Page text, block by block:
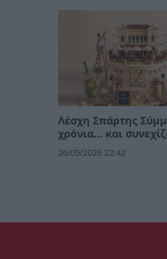
Λέσχη Σπάρτης
χρόνια... και
26/05/2026 22:42